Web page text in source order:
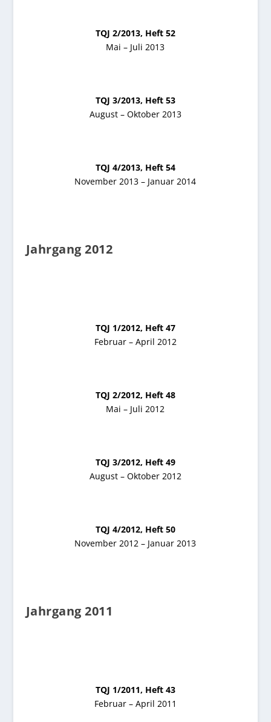
TQJ 2/2013, Heft 52
Mai – Juli 2013
TQJ 3/2013, Heft 53
August – Oktober 2013
TQJ 4/2013, Heft 54
November 2013 – Januar 2014
Jahrgang 2012
TQJ 1/2012, Heft 47
Februar – April 2012
TQJ 2/2012, Heft 48
Mai – Juli 2012
TQJ 3/2012, Heft 49
August – Oktober 2012
TQJ 4/2012, Heft 50
November 2012 – Januar 2013
Jahrgang 2011
TQJ 1/2011, Heft 43
Februar – April 2011